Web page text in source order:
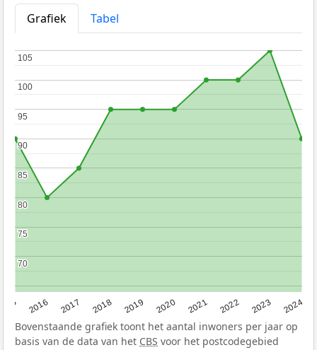
Grafiek
Tabel
2016 2017 2018 2019 2020 2021 2022 2023 2024
70
70
75
75
80
80
85
85
90
90
95
95
100
100
105
105
Bovenstaande grafiek toont het aantal inwoners per jaar op
basis van de data van het CBS voor het postcodegebied